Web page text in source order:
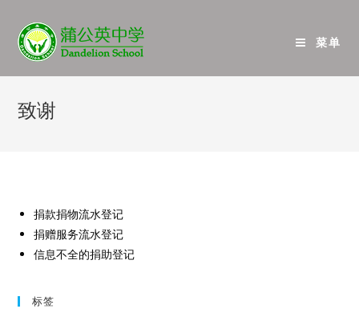
菜单
致谢
捐款捐物流水登记
捐赠服务流水登记
信息不全的捐助登记
标签